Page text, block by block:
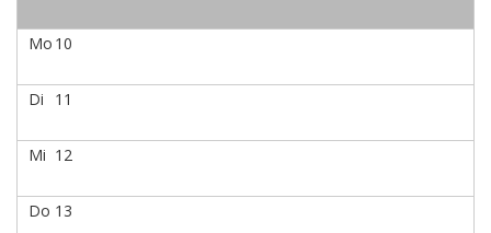
Mo 10
Di 11
Mi 12
Do 13